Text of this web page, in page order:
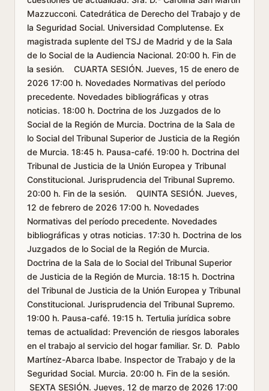
Mazzucconi. Catedrática de Derecho del Trabajo y de
la Seguridad Social. Universidad Complutense. Ex
magistrada suplente del TSJ de Madrid y de la Sala
de lo Social de la Audiencia Nacional. 20:00 h. Fin de
la sesión. CUARTA SESIÓN. Jueves, 15 de enero de
2026 17:00 h. Novedades Normativas del período
precedente. Novedades bibliográficas y otras
noticias. 18:00 h. Doctrina de los Juzgados de lo
Social de la Región de Murcia. Doctrina de la Sala de
lo Social del Tribunal Superior de Justicia de la Región
de Murcia. 18:45 h. Pausa-café. 19:00 h. Doctrina del
Tribunal de Justicia de la Unión Europea y Tribunal
Constitucional. Jurisprudencia del Tribunal Supremo.
20:00 h. Fin de la sesión. QUINTA SESIÓN. Jueves,
12 de febrero de 2026 17:00 h. Novedades
Normativas del período precedente. Novedades
bibliográficas y otras noticias. 17:30 h. Doctrina de los
Juzgados de lo Social de la Región de Murcia.
Doctrina de la Sala de lo Social del Tribunal Superior
de Justicia de la Región de Murcia. 18:15 h. Doctrina
del Tribunal de Justicia de la Unión Europea y Tribunal
Constitucional. Jurisprudencia del Tribunal Supremo.
19:00 h. Pausa-café. 19:15 h. Tertulia jurídica sobre
temas de actualidad: Prevención de riesgos laborales
en el trabajo al servicio del hogar familiar. Sr. D. Pablo
Martínez-Abarca Ibabe. Inspector de Trabajo y de la
Seguridad Social. Murcia. 20:00 h. Fin de la sesión.
SEXTA SESIÓN. Jueves, 12 de marzo de 2026 17:00